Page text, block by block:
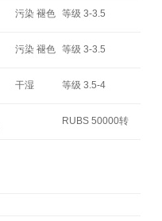
污染 褪色 等级 3-3.5
污染 褪色 等级 3-3.5
干湿 等级 3.5-4
RUBS 50000转